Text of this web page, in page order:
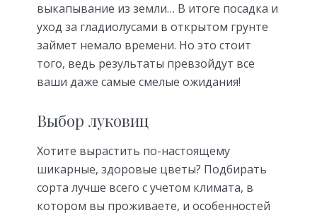
выкапывание из земли… В итоге посадка и
уход за гладиолусами в открытом грунте
займет немало времени. Но это стоит
того, ведь результаты превзойдут все
ваши даже самые смелые ожидания!
Выбор луковиц
Хотите вырастить по-настоящему
шикарные, здоровые цветы? Подбирать
сорта лучше всего с учетом климата, в
котором вы проживаете, и особенностей